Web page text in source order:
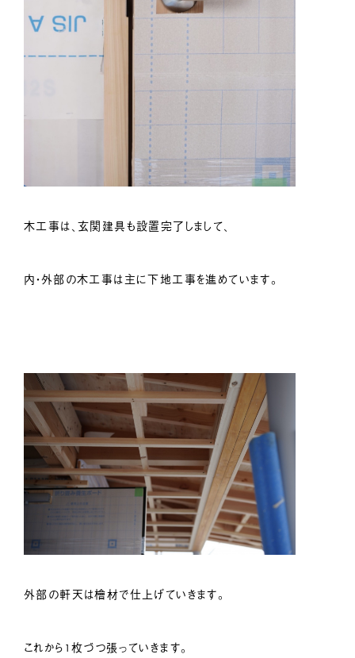
木工事は、玄関建具も設置完了しまして、
内・外部の木工事は主に下地工事を進めています。
外部の軒天は檜材で仕上げていきます。
これから1枚づつ張っていきます。